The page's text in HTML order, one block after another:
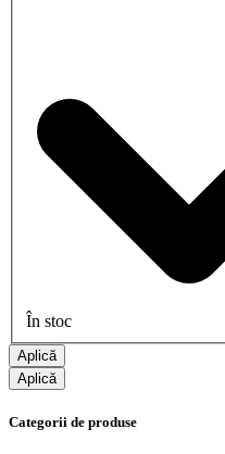
În stoc
Aplică
Aplică
Categorii de produse